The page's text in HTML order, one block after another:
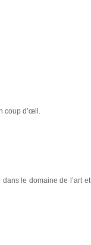
coup d’œil.
le domaine de l’art et